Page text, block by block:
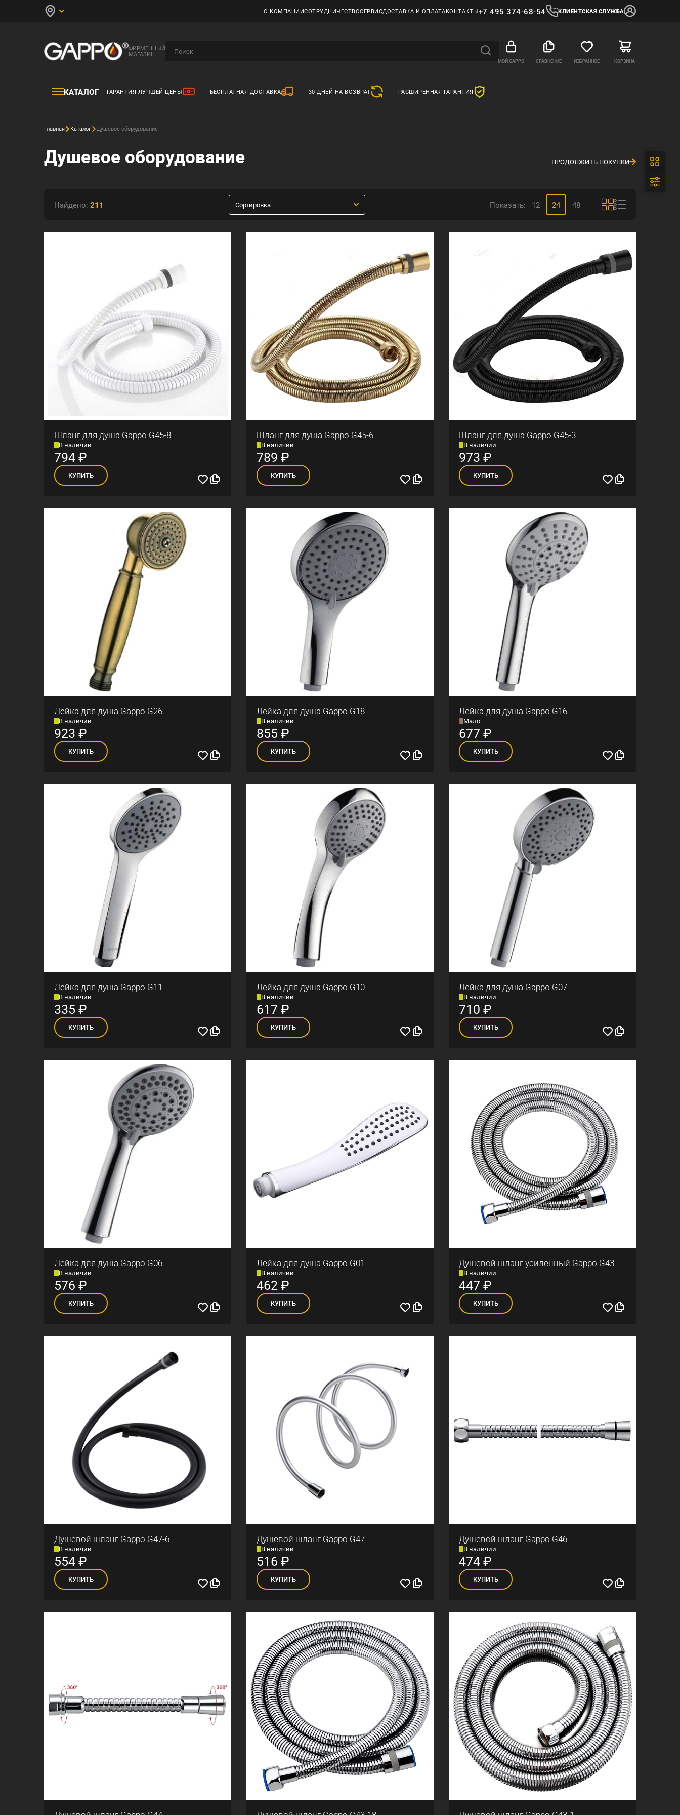
О КОМПАНИИСОТРУДНИЧЕСТВОСЕРВИСДОСТАВКА И ОПЛАТАКОНТАКТЫ+7 495 374-68-54 КЛИЕНТСКАЯ СЛУЖБА
ФИРМЕННЫЙ
МАГАЗИН
МОЙ GAPPO СРАВНЕНИЕ ИЗБРАННОЕ КОРЗИНА
КАТАЛОГ ГАРАНТИЯ ЛУЧШЕЙ ЦЕНЫ БЕСПЛАТНАЯ ДОСТАВКА 30 ДНЕЙ НА ВОЗВРАТ РАСШИРЕННАЯ ГАРАНТИЯ
Главная Каталог Душевое оборудование
Душевое оборудование ПРОДОЛЖИТЬ ПОКУПКИ
Найдено: 211 Сортировка Показать: 12 24 48
Шланг для душа Gappo G45-8
В наличии
794₽
КУПИТЬ
Шланг для душа Gappo G45-6
В наличии
789 ₽
КУПИТЬ
Шланг для душа Gappo G45-3
В наличии
973 ₽
КУПИТЬ
Лейка для душа Gappo G26
В наличии
923 ₽
КУПИТЬ
Лейка для душа Gappo G18
В наличии
855 ₽
КУПИТЬ
Лейка для душа Gappo G16
Мало
677 ₽
КУПИТЬ
Лейка для душа Gappo G11
В наличии
335 ₽
КУПИТЬ
Лейка для душа Gappo G10
В наличии
617 ₽
КУПИТЬ
Лейка для душа Gappo G07
В наличии
710 ₽
КУПИТЬ
Лейка для душа Gappo G06
В наличии
576 ₽
КУПИТЬ
Лейка для душа Gappo G01
В наличии
462₽
КУПИТЬ
Душевой шланг усиленный Gappo G43
В наличии
447 ₽
КУПИТЬ
Душевой шланг Gappo G47-6
В наличии
554₽
КУПИТЬ
Душевой шланг Gappo G47
В наличии
516 ₽
КУПИТЬ
Душевой шланг Gappo G46
В наличии
474₽
КУПИТЬ